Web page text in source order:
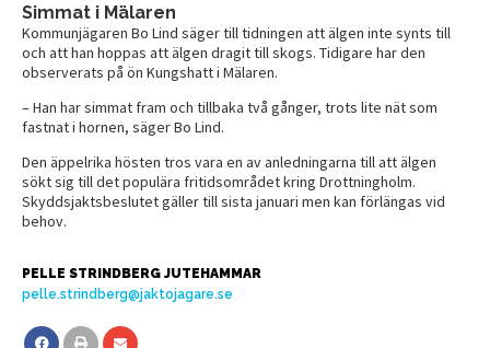
Simmat i Mälaren
Kommunjägaren Bo Lind säger till tidningen att älgen inte synts till
och att han hoppas att älgen dragit till skogs. Tidigare har den
observerats på ön Kungshatt i Mälaren.
– Han har simmat fram och tillbaka två gånger, trots lite nät som
fastnat i hornen, säger Bo Lind.
Den äppelrika hösten tros vara en av anledningarna till att älgen
sökt sig till det populära fritidsområdet kring Drottningholm.
Skyddsjaktsbeslutet gäller till sista januari men kan förlängas vid
behov.
PELLE STRINDBERG JUTEHAMMAR
pelle.strindberg@jaktojagare.se